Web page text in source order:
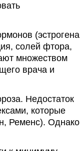
солей фтора,
множеством
врача и
Недостаток
которые
Ременс). Однако